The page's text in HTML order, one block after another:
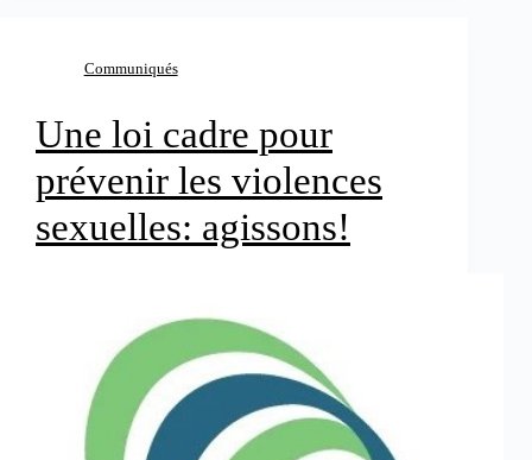
Communiqués
Une loi cadre pour
prévenir les violences
sexuelles: agissons!